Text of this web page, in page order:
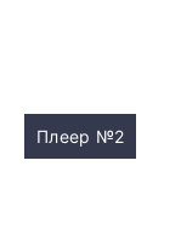
Плеер №2